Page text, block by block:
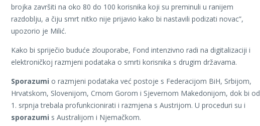
brojka završiti na oko 80 do 100 korisnika koji su preminuli u ranijem
razdoblju, a čiju smrt nitko nije prijavio kako bi nastavili podizati novac”,
upozorio je Milić.
Kako bi spriječio buduće zlouporabe, Fond intenzivno radi na digitalizaciji i
elektroničkoj razmjeni podataka o smrti korisnika s drugim državama.
Sporazumi o razmjeni podataka već postoje s Federacijom BiH, Srbijom,
Hrvatskom, Slovenijom, Crnom Gorom i Sjevernom Makedonijom, dok bi od
1. srpnja trebala profunkcionirati i razmjena s Austrijom. U proceduri su i
sporazumi s Australijom i Njemačkom.